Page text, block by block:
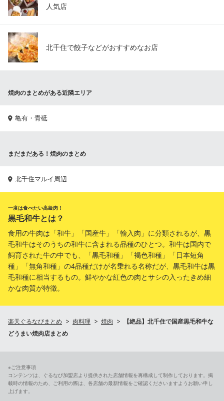
人気店
北千住で餃子などがおすすめなお店
焼肉のまとめがある近隣エリア
亀有・青砥
まだまだある！焼肉のまとめ
北千住マルイ周辺
一度は食べたい高級肉！
黒毛和牛とは？
食用の牛肉は「和牛」「国産牛」「輸入肉」に分類されるが、黒
毛和牛はそのうちの和牛に含まれる品種のひとつ。和牛は国内で
飼育された牛の中でも、「黒毛和種」「褐色和種」「日本短角
種」「無角和種」の4品種だけが名乗れる名称だが、黒毛和牛は黒
毛和種に相当するもの。鮮やかな紅色の肉とサシの入ったきめ細
かな肉質が特徴。
楽天ぐるなびまとめ 肉料理 焼肉
【絶品】北千住で国産黒毛和牛な
どうまい焼肉店まとめ
※ご注意事項
コンテンツは、ぐるなび加盟店より提供された店舗情報を再構成して制作しております。掲
載時の情報のため、ご利用の際は、各店舗の最新情報をご確認くださいますようお願い申し
上げます。